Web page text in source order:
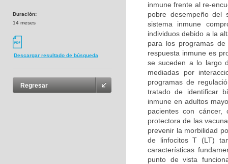
Duración:
14 meses
Descargar resultado de búsqueda
Regresar
inmune frente al re-
pobre desempeño del
sistema inmune
individuos debido a la
para los programas
respuesta inmune es
se suceden a lo largo
mediadas por
programas de
tratado de identificar
inmune en adultos
pacientes con
protectora de las
prevenir la morbilidad
de linfocitos T (LT)
características
punto de vista